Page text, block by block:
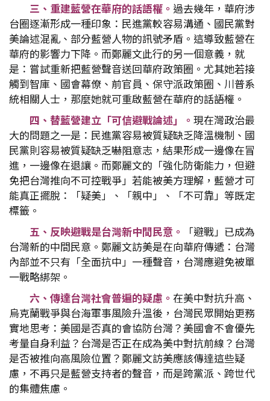
三、重建藍營在華府的話語權。 過去幾年，華府涉
台圈逐漸形成一種印象：民進黨較容易溝通、國民黨對
美論述混亂、部分藍營人物的訊號矛盾。這導致藍營在
華府的影響力下降。而鄭麗文此行的另一個意義，就
是：嘗試重新把藍營聲音送回華府政策圈。尤其她若接
觸到智庫、國會幕僚、前官員、保守派政策圈、川普系
統相關人士，那麼她就可重啟藍營在華府的話語權。
四、替藍營建立「可信避戰論述」。 現在灣政治最
大的問題之一是：民進黨容易被質疑缺乏降溫機制、國
民黨則容易被質疑缺乏嚇阻意志，結果形成一邊像在冒
進，一邊像在退讓。而鄭麗文的「強化防衛能力，但避
免把台灣推向不可控戰爭」若能被美方理解，藍營才可
能真正擺脫：「疑美」、「親中」、「不可靠」等既定
標籤。
五、反映避戰是台灣新中間民意。
「避戰」已成為
台灣新的中間民意。鄭麗文訪美是在向華府傳遞：台灣
內部並不只有「全面抗中」一種聲音，台灣應避免被單
一戰略綁架。
六、傳達台灣社會普遍的疑慮。 在美中對抗升高、
烏克蘭戰爭與台海軍事風險升溫後，台灣民眾開始更務
實地思考：美國是否真的會協防台灣？美國會不會優先
考量自身利益？台灣是否正在成為美中對抗前線？台灣
是否被推向高風險位置？鄭麗文訪美應該傳達這些疑
慮，不再只是藍營支持者的聲音，而是跨黨派、跨世代
的集體焦慮。